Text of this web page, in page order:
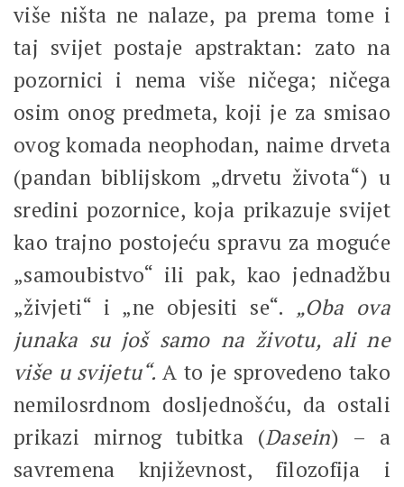
više ništa ne nalaze, pa prema tome i
taj svijet postaje apstraktan: zato na
pozornici i nema više ničega; ničega
osim onog predmeta, koji je za smisao
ovog komada neophodan, naime drveta
(pandan biblijskom „drvetu života“) u
sredini pozornice, koja prikazuje svijet
kao trajno postojeću spravu za moguće
„samoubistvo“ ili pak, kao jednadžbu
„živjeti“ i „ne objesiti se“. „Oba ova
junaka su još samo na životu, ali ne
više u svijetu“.A to je sprovedeno tako
nemilosrdnom dosljednošću, da ostali
prikazi mirnog tubitka (Dasein) – a
savremena književnost, filozofija i